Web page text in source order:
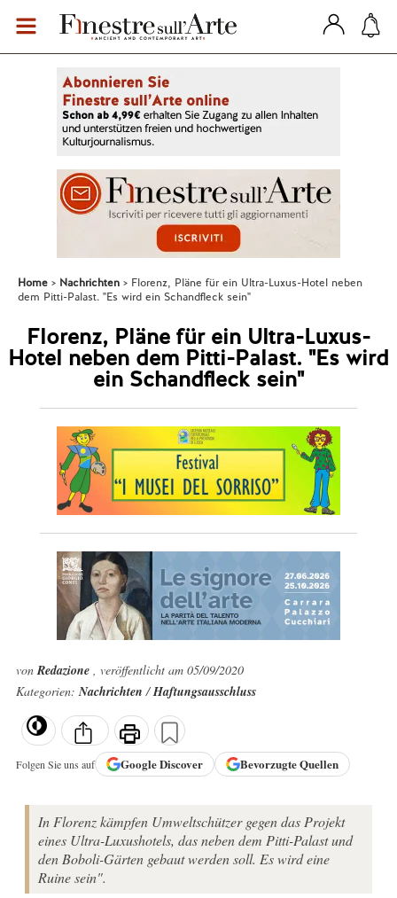
Home Nachrichten
Florenz, Pläne für ein Ultra-Luxus-Hotel neben
dem Pitti-Palast. "Es wird ein Schandfleck sein"
Florenz, Pläne für ein Ultra-Luxus-
Hotel neben dem Pitti-Palast. "Es wird
ein Schandfleck sein"
vonRedazione , veröffentlicht am 05/09/2020
Kategorien:Nachrichten/Haftungsausschluss
Folgen Sie uns auf GoogleDiscover Bevorzugte Quellen
In Florenz kämpfen Umweltschützer gegen das Projekt
eines Ultra-Luxushotels, das neben dem Pitti-Palast und
den Boboli-Gärten gebaut werden soll. Es wird eine
Ruine sein".